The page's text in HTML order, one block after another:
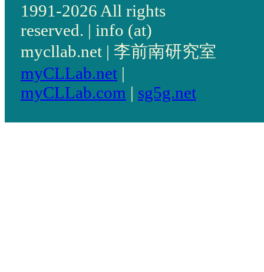
1991-2026 All rights
reserved. | info (at)
mycllab.net | 李前南研究室
myCLLab.net|
myCLLab.com | sg5g.net